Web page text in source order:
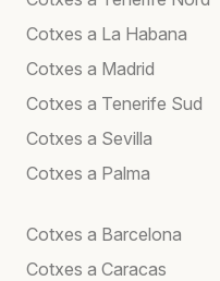
Cotxes a La Habana
Cotxes a Madrid
Cotxes a Tenerife Sud
Cotxes a Sevilla
Cotxes a Palma
Cotxes a Barcelona
Cotxes a Caracas